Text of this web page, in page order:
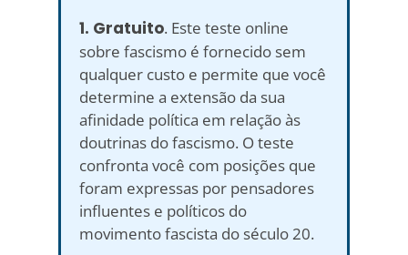
1. Gratuito. Este teste online
sobre fascismo é fornecido sem
qualquer custo e permite que você
determine a extensão da sua
afinidade política em relação às
doutrinas do fascismo. O teste
confronta você com posições que
foram expressas por pensadores
influentes e políticos do
movimento fascista do século 20.